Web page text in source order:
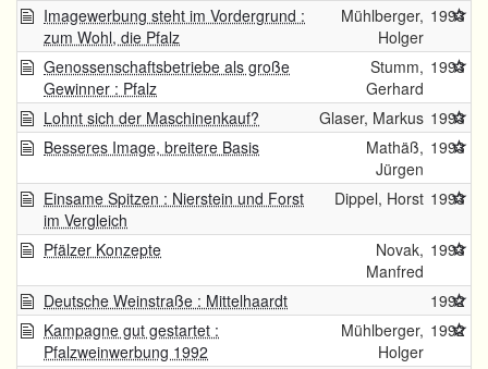
Imagewerbung steht im Vordergrund :
zum Wohl, die Pfalz
Mühlberger,
Holger
1993
Genossenschaftsbetriebe als große
Gewinner : Pfalz
Stumm,
Gerhard
1993
Lohnt sich der Maschinenkauf? Glaser, Markus 1993
Besseres Image, breitere Basis
Mathäß,
Jürgen
1993
Einsame Spitzen : Nierstein und Forst
im Vergleich
Dippel, Horst 1993
Pfälzer Konzepte
Novak,
Manfred
1993
Deutsche Weinstraße : Mittelhaardt
1992
Kampagne gut gestartet :
Pfalzweinwerbung 1992
Mühlberger,
Holger
1992